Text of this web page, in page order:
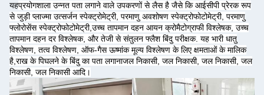
यहप्रयोगशाला उन्नत पता लगाने वाले उपकरणों से लैस है जैसे कि आईसीपी प्रेरक रूप
से जुड़ी प्लाज्मा उत्सर्जन स्पेक्ट्रोमेट्री, परमाणु अवशोषण स्पेक्ट्रोफोटोमेट्री, परमाणु
फ्लोरोसेंस स्पेक्ट्रोफोटोमेट्री,उच्च तापमान दहन आयन क्रोमैटोग्राफी विश्लेषक, उच्च
तापमान दहन दर विश्लेषक, और तेजी से संतुलन फ्लैश बिंदु परीक्षक. यह भारी धातु
विश्लेषण, तत्व विश्लेषण, ऑफ-गैस ऊष्मांक मूल्य विश्लेषण के लिए क्षमताओं के मालिक
है,राख के पिघलने के बिंदु का पता लगानाजल निकासी, जल निकासी, जल निकासी, जल
निकासी, जल निकासी आदि।